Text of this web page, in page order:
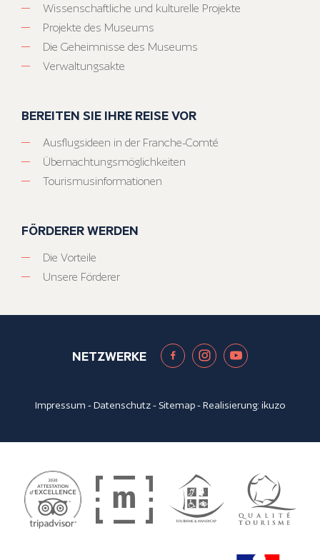
Wissenschaftliche und kulturelle Projekte
Projekte des Museums
Die Geheimnisse des Museums
Verwaltungsakte
BEREITEN SIE IHRE REISE VOR
Ausflugsideen in der Franche-Comté
Übernachtungsmöglichkeiten
Tourismusinformationen
FÖRDERER WERDEN
Die Vorteile
Unsere Förderer
NETZWERKE
Impressum -Datenschutz- Sitemap- Realisierung:ikuzo